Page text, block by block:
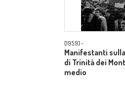
[1959] -
Manifestanti
di Trinità dei
medio